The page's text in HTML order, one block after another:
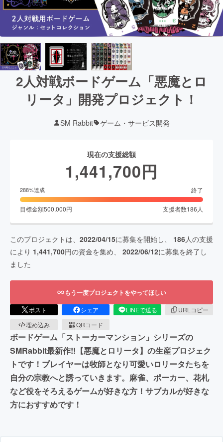
2人対戦ボードゲーム「悪魔とロ
リータ」開発プロジェクト！
SM Rabbit ゲーム・サービス開発
現在の支援総額
1,441,700円
288%達成 終了
目標金額500,000円 支援者数186 人
このプロジェクトは、 2022/04/15に募集を開始し、 186人の支援
により 1,441,700円の資金を集め、 2022/06/12に募集を終了し
ました
もう一度プロジェクトをやってほしい
ポスト シェア LINEで送る
URLコピー
埋め込み
QRコード
ボードゲーム「ストーカーマンション」シリーズの
SMRabbit最新作!!【悪魔とロリータ】の生産プロジェク
トです！プレイヤーは牧師となり可愛いロリータたちを
自分の宗教へと誘っていきます。麻雀、ポーカー、花札
など役をそろえるゲームが好きな方！サブカルが好きな
方におすすめです！